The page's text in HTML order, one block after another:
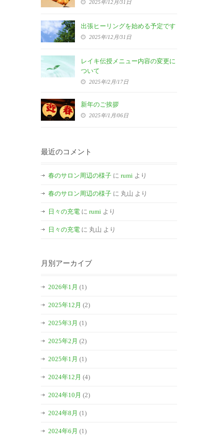
2025年/12月/31日
出張ヒーリングを始める予定です
2025年/12月/31日
レイキ伝授メニュー内容の変更に
ついて
2025年/2月/17日
新年のご挨拶
2025年/1月/06日
最近のコメント
春のサロン周辺の様子 に rumi より
春のサロン周辺の様子 に 丸山 より
日々の充電 に rumi より
日々の充電 に 丸山 より
月別アーカイブ
2026年1月 (1)
2025年12月 (2)
2025年3月 (1)
2025年2月 (2)
2025年1月 (1)
2024年12月 (4)
2024年10月 (2)
2024年8月 (1)
2024年6月 (1)